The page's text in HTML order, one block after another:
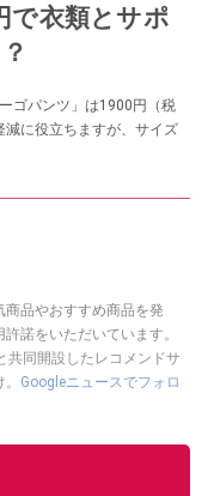
で衣類とサポ
ゴパンツ」は1900円（税
に役立ちますが、サイズ
品やおすすめ商品を発
諾をいただいています。
共同開設したレコメンドサ
Googleニュースでフォロ
ストの他の記事を読む